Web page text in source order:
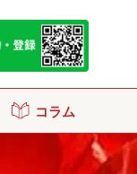
コラム